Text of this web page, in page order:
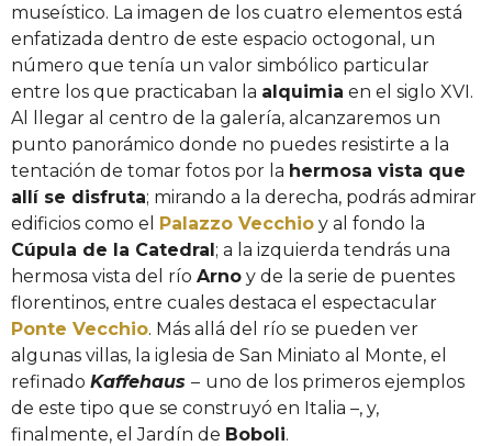
museístico. La imagen de los cuatro elementos está
enfatizada dentro de este espacio octogonal, un
número que tenía un valor simbólico particular
entre los que practicaban la alquimia en el siglo XVI.
Al llegar al centro de la galería, alcanzaremos un
punto panorámico donde no puedes resistirte a la
tentación de tomar fotos por la hermosa vista que
allí se disfruta; mirando a la derecha, podrás admirar
edificios como el Palazzo Vecchio y al fondo la
Cúpula de la Catedral; a la izquierda tendrás una
hermosa vista del río Arno y de la serie de puentes
florentinos, entre cuales destaca el espectacular
Ponte Vecchio. Más allá del río se pueden ver
algunas villas, la iglesia de San Miniato al Monte, el
refinado Kaffehaus – uno de los primeros ejemplos
de este tipo que se construyó en Italia –, y,
finalmente, el Jardín de Boboli.